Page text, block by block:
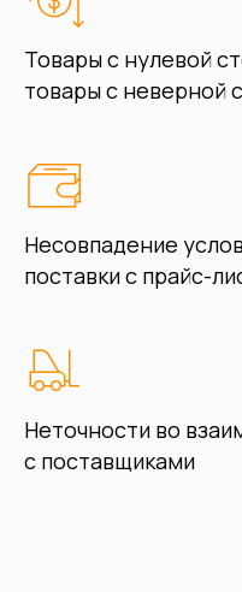
Товары с нулевой
товары с неверной
Несовпадение
поставки с прайс-
Неточности во
с поставщиками